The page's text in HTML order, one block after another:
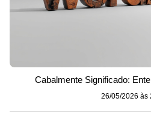
Cabalmente Significado:
26/05/2026 às